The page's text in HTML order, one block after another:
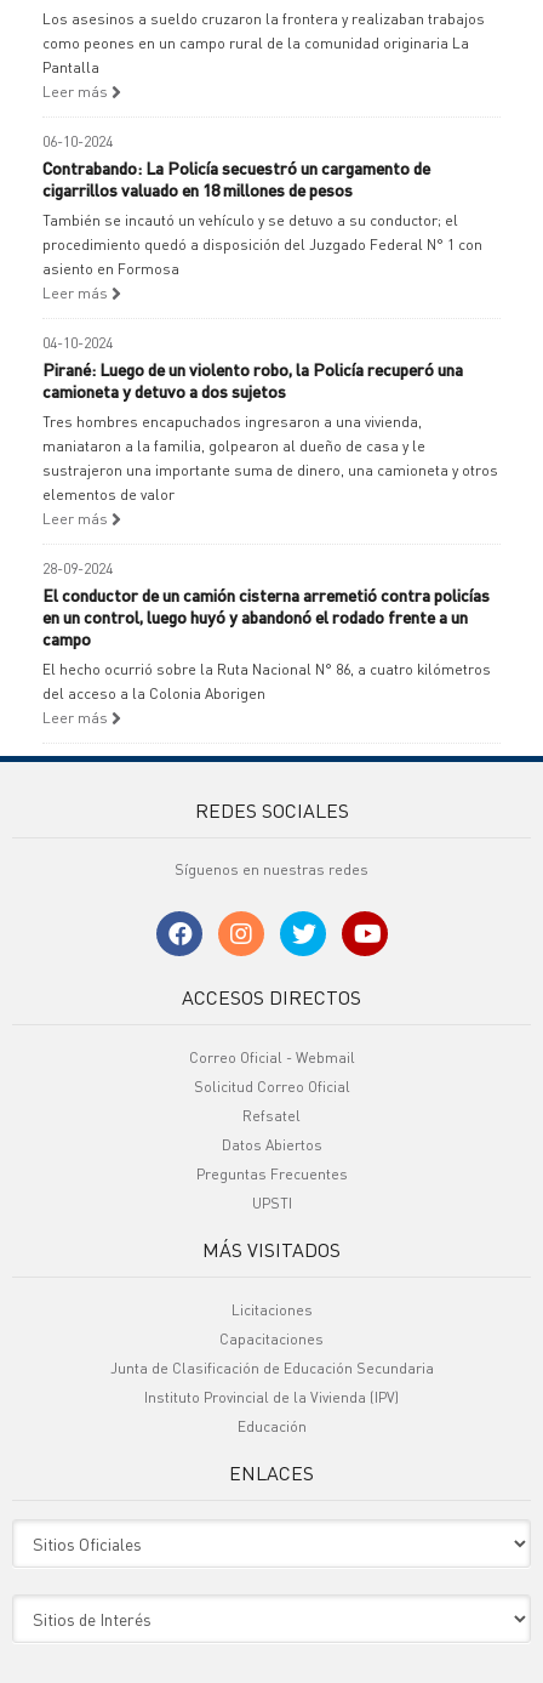
Los asesinos a sueldo cruzaron la frontera y realizaban trabajos
como peones en un campo rural de la comunidad originaria La
Pantalla
Leer más
06-10-2024
Contrabando: La Policía secuestró un cargamento de
cigarrillos valuado en 18 millones de pesos
También se incautó un vehículo y se detuvo a su conductor; el
procedimiento quedó a disposición del Juzgado Federal N° 1 con
asiento en Formosa
Leer más
04-10-2024
Pirané: Luego de un violento robo, la Policía recuperó una
camioneta y detuvo a dos sujetos
Tres hombres encapuchados ingresaron a una vivienda,
maniataron a la familia, golpearon al dueño de casa y le
sustrajeron una importante suma de dinero, una camioneta y otros
elementos de valor
Leer más
28-09-2024
El conductor de un camión cisterna arremetió contra policías
en un control, luego huyó y abandonó el rodado frente a un
campo
El hecho ocurrió sobre la Ruta Nacional N° 86, a cuatro kilómetros
del acceso a la Colonia Aborigen
Leer más
REDES SOCIALES
Síguenos en nuestras redes
ACCESOS DIRECTOS
Correo Oficial - Webmail
Solicitud Correo Oficial
Refsatel
Datos Abiertos
Preguntas Frecuentes
UPSTI
MÁS VISITADOS
Licitaciones
Capacitaciones
Junta de Clasificación de Educación Secundaria
Instituto Provincial de la Vivienda (IPV)
Educación
ENLACES